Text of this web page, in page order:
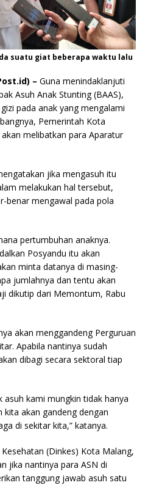
suatu giat beberapa waktu lalu
– Guna menindaklanjuti
Asuh Anak Stunting (BAAS),
pada anak yang mengalami
Pemerintah Kota
melibatkan para Aparatur
jika mengasuh itu
melakukan hal tersebut,
benar mengawal pada pola
pertumbuhan anaknya.
Posyandu itu akan
minta datanya di masing-
jumlahnya dan tentu akan
dikutip dari Memontum, Rabu
akan menggandeng Perguruan
Apabila nantinya sudah
dibagi secara sektoral tiap
asuh kami mungkin tidak hanya
akan gandeng dengan
di sekitar kita,” katanya.
(Dinkes) Kota Malang,
jika nantinya para ASN di
tanggung jawab asuh satu